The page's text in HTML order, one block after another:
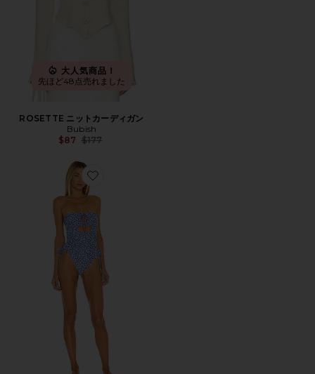
大人気商品！
先ほど48点売れました
ROSETTE ニットカーディガン
Bubish
$87 Previous price:
$177
Favorite DILARA ワンピース